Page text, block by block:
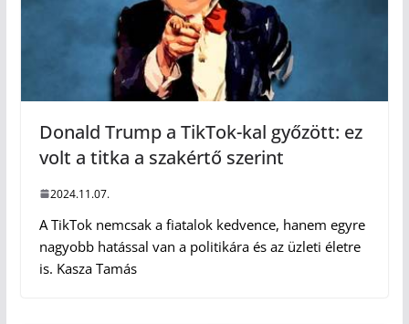
Donald Trump a TikTok-kal győzött: ez
volt a titka a szakértő szerint
2024.11.07.
A TikTok nemcsak a fiatalok kedvence, hanem egyre
nagyobb hatással van a politikára és az üzleti életre
is. Kasza Tamás